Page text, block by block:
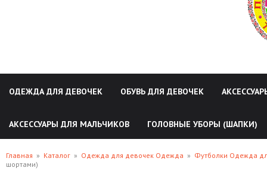
ОДЕЖДА ДЛЯ ДЕВОЧЕК ОБУВЬ ДЛЯ ДЕВОЧЕК
АКСЕССУАРЫ ДЛЯ МАЛЬЧИКОВ ГОЛОВНЫЕ УБОРЫ (ШАПКИ)
Главная » Каталог » Одежда для девочек Одежда » Футболки Одежда
шортами)